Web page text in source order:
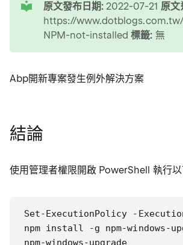
原文發布日期: 2022-07-21 原文
https://
NPM-not-installed標籤: 無
Abp開新專案發生例外解決方案
結論
使用管理者權限開啟 PowerShell 執行
Set-ExecutionPolicy -
npm install -g npm-windows-
npm-windows-upgrade